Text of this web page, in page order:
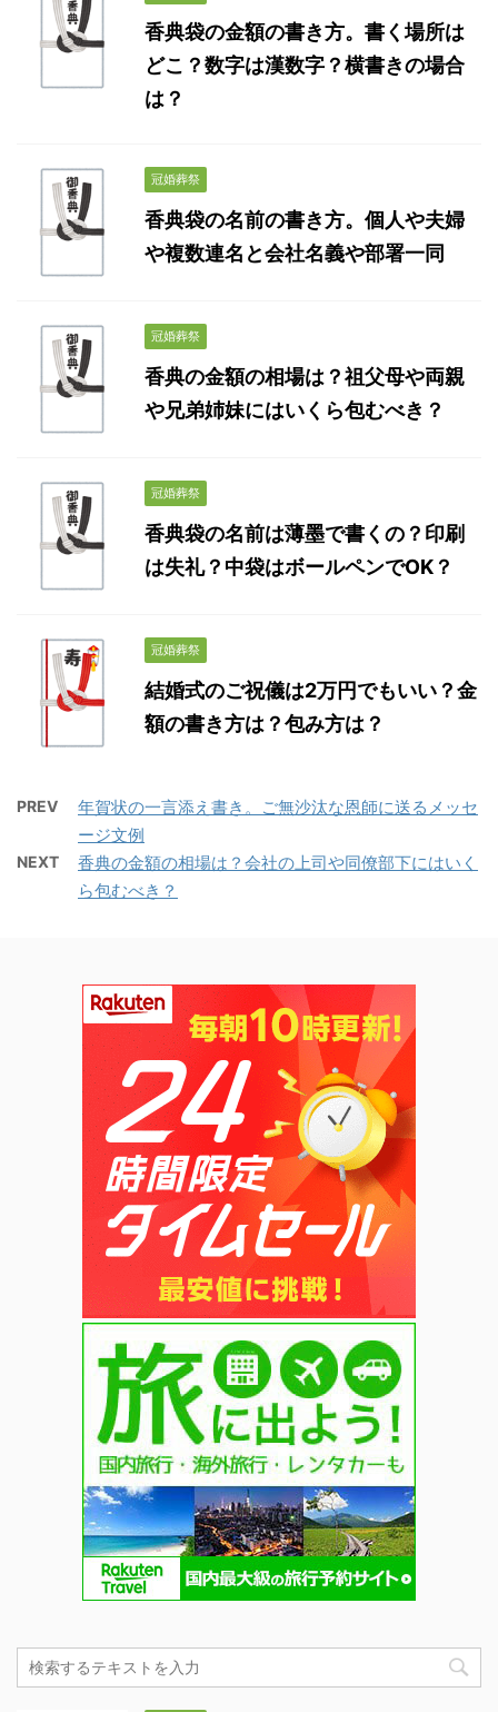
香典袋の金額の書き方。書く場所は
どこ？数字は漢数字？横書きの場合
は？
冠婚葬祭
香典袋の名前の書き方。個人や夫婦
や複数連名と会社名義や部署一同
冠婚葬祭
香典の金額の相場は？祖父母や両親
や兄弟姉妹にはいくら包むべき？
冠婚葬祭
香典袋の名前は薄墨で書くの？印刷
は失礼？中袋はボールペンでOK？
冠婚葬祭
結婚式のご祝儀は2万円でもいい？金
額の書き方は？包み方は？
PREV
年賀状の一言添え書き。ご無沙汰な恩師に送るメッセ
ージ文例
NEXT
香典の金額の相場は？会社の上司や同僚部下にはいく
ら包むべき？